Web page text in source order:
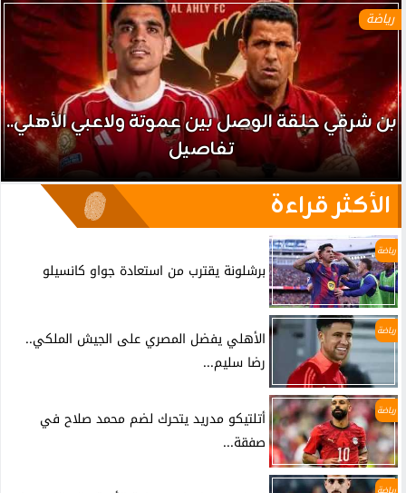
رياضة
بن شرقي حلقة الوصل بين عموتة ولاعبي الأهلي..
تفاصيل
الأكثر قراءة
رياضة
برشلونة يقترب من استعادة جواو كانسيلو
رياضة
الأهلي يفضل المصري على الجيش الملكي..
رضا سليم...
رياضة
أتلتيكو مدريد يتحرك لضم محمد صلاح في
صفقة...